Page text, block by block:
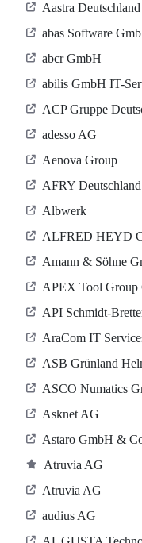
Aastra
abas Software
abcr GmbH
abilis GmbH IT-
ACP Gruppe
adesso AG
Aenova Group
AFRY
Albwerk
ALFRED HEYD
Amann & Söhne
APEX Tool Group
API Schmidt-
AraCom IT
ASB Grün­land
ASCO Numatics
Asknet AG
Astaro GmbH &
Atruvia AG
Atruvia AG
audius AG